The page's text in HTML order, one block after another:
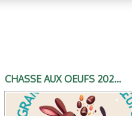
CHASSE AUX OEUFS 202...